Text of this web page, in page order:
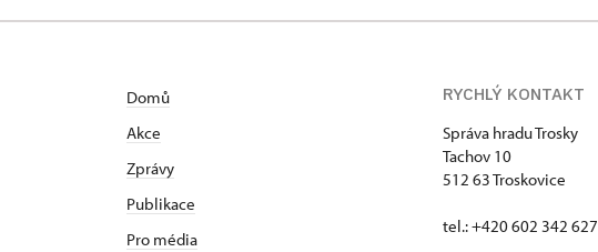
Domů
Akce
Zprávy
Publikace
Pro média
RYCHLÝ KONTAKT
Správa hradu Trosky
Tachov 10
512 63 Troskovice
tel.: +420 602 342 627